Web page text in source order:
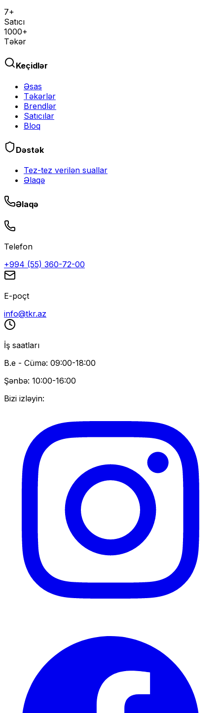
7+
Satıcı
1000+
Təkər
Keçidlər
Əsas
Təkərlər
Brendlər
Satıcılar
Bloq
Dəstək
Tez-tez verilən suallar
Əlaqə
Əlaqə
Telefon
+994 (55) 360-72-00
E-poçt
info@tkr.az
İş saatları
B.e - Cümə: 09:00-18:00
Şənbə: 10:00-16:00
Bizi izləyin: